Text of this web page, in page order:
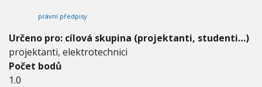
a
s
p
o
právní předpisy
Určeno pro: cílová skupina (projektanti, studenti…)
projektanti, elektrotechnici
Počet bodů
1.0